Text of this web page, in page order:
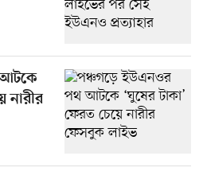
নারীর